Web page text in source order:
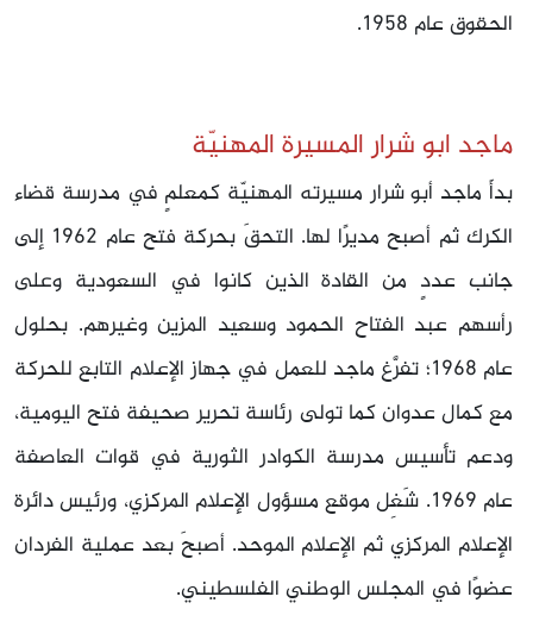
الحقوق عام 1958.
ماجد ابو شرار المسيرة المهنيّة
بدأَ ماجد أبو شرار مسيرته المهنيّة كمعلمٍ في مدرسة قضاء
الكرك ثم أصبح مديرًا لها. التحقَ بحركة فتح عام 1962 إلى
جانب عددٍ من القادة الذين كانوا في السعودية وعلى
رأسهم عبد الفتاح الحمود وسعيد المزين وغيرهم. بحلول
عام 1968؛ تفرَّغ ماجد للعمل في جهاز الإعلام التابع للحركة
مع كمال عدوان كما تولى رئاسة تحرير صحيفة فتح اليومية،
ودعم تأسيس مدرسة الكوادر الثورية في قوات العاصفة
عام 1969. شَغِل موقع مسؤول الإعلام المركزي، ورئيس دائرة
الإعلام المركزي ثم الإعلام الموحد. أصبحَ بعد عملية الفردان
عضوًا في المجلس الوطني الفلسطيني.